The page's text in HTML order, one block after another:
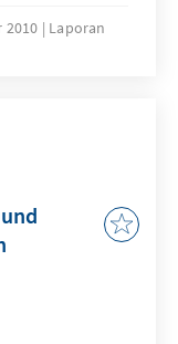
2020 den
auf den
die
Mitte 2010
der
2010
Laporan